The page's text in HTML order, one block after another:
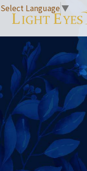
Select Language▼